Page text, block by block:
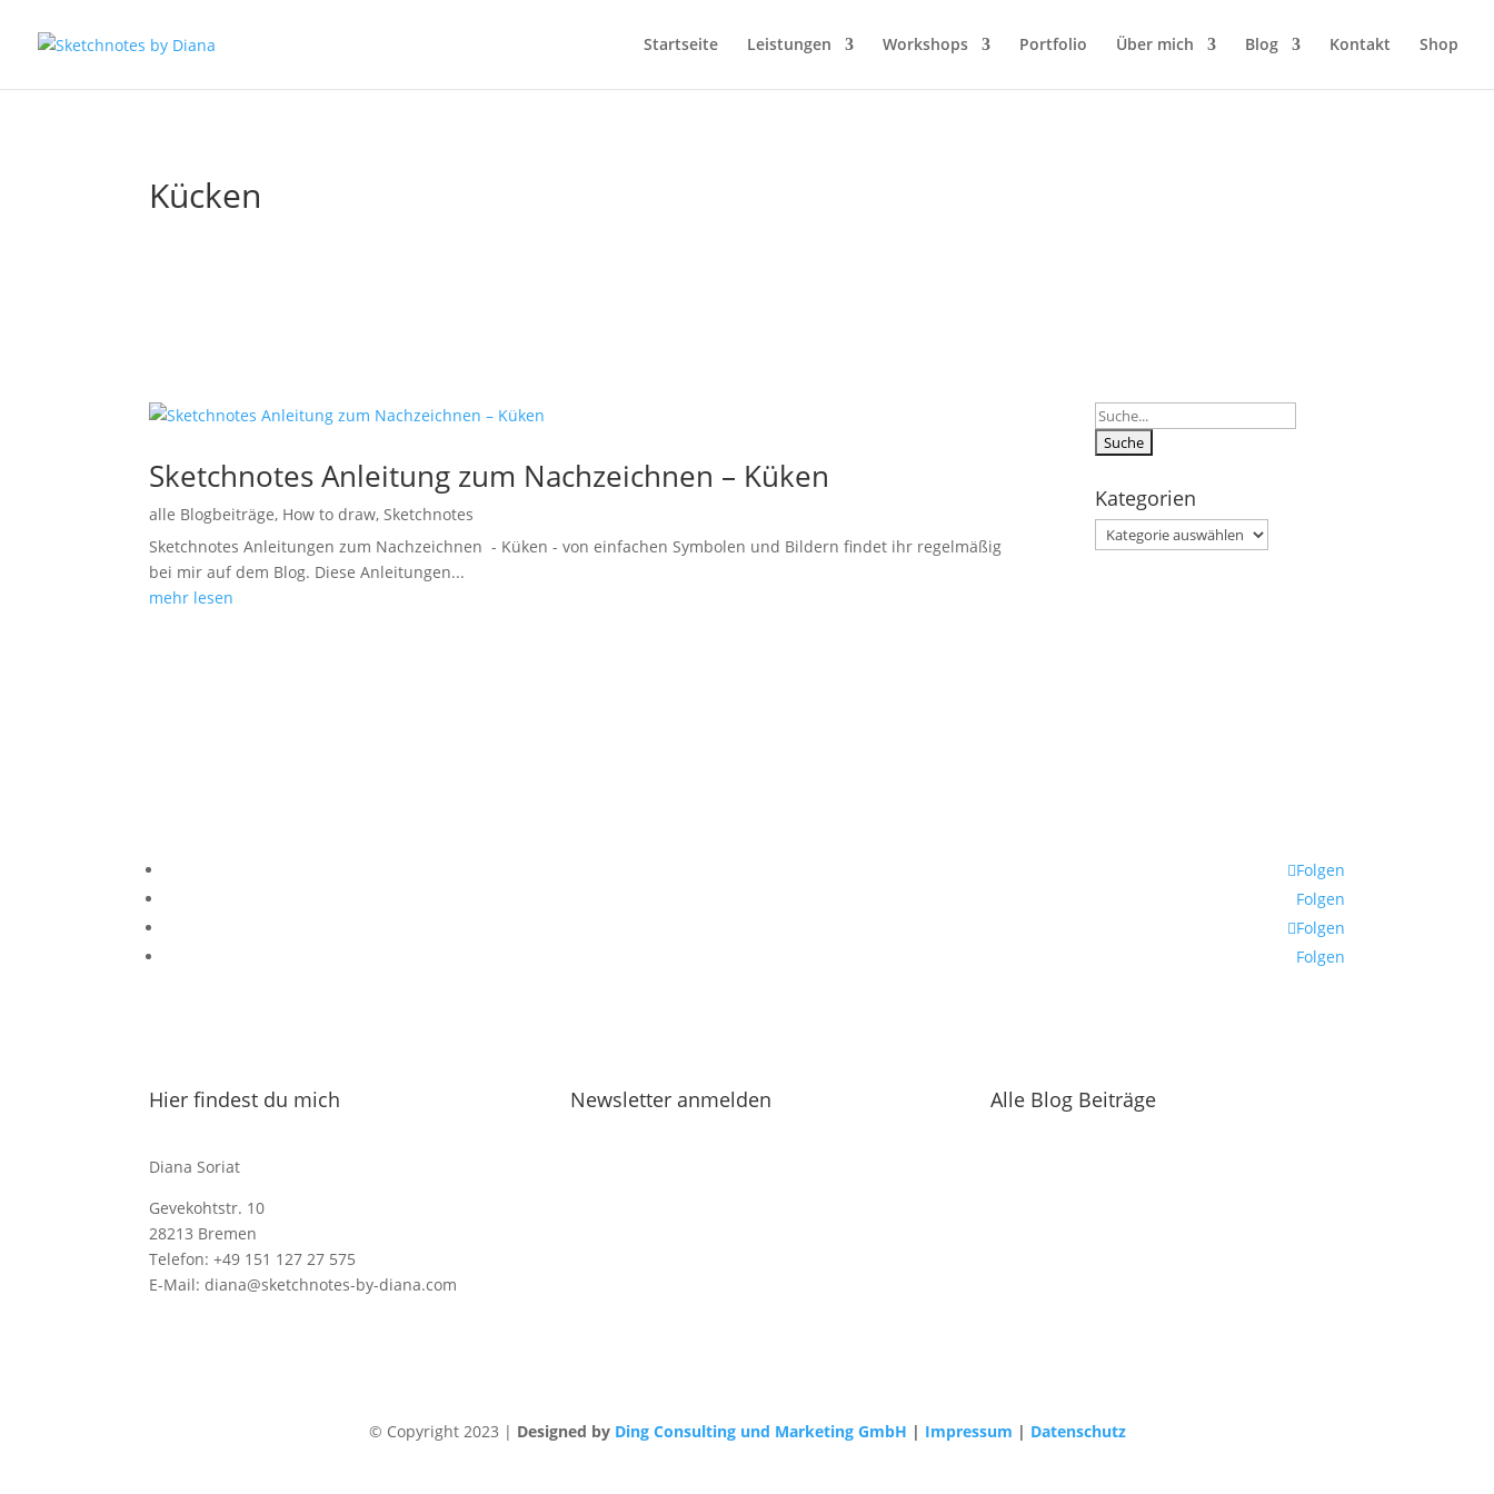
Startseite Leistungen Workshops Portfolio Über mich Blog Kontakt Shop
Kücken
Sketchnotes Anleitung zum Nachzeichnen – Küken
alle Blogbeiträge, How to draw,Sketchnotes
Sketchnotes Anleitungen zum Nachzeichnen - Küken - von einfachen Symbolen und Bildern findet ihr regelmäßig
bei mir auf dem Blog. Diese Anleitungen...
mehr lesen
Suchen
nach:
Kategorien
Kategorien
Folgen
Folgen
Folgen
Folgen
Hier findest du mich
Diana Soriat
Gevekohtstr. 10
28213 Bremen
Telefon: +49 151 127 27 575
E-Mail: diana@sketchnotes-by-diana.com
Newsletter anmelden Alle Blog Beiträge
© Copyright 2023 | Designed by Ding Consulting und Marketing GmbH | Impressum | Datenschutz